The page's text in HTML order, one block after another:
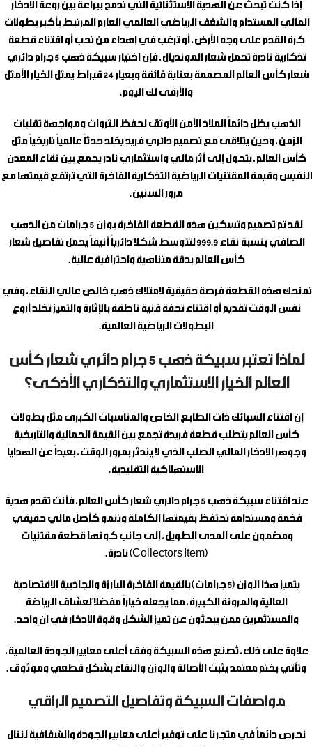
إذا كنت تبحث عن الهدية الاستثنائية التي تدمج ببراعة بين روعة الادخار
المالي المستدام والشغف الرياضي العالمي العارم المرتبط بأكبر بطولات
كرة القدم على وجه الأرض، أو ترغب في إهداء من تحب أو اقتناء قطعة
تذكارية نادرة تحمل شعار المونديال، فإن اختيار
سبيكة ذهب 5 جرام دائري
شعار كأس العالم
المصممة بعناية فائقة وبعيار 24 قيراط يمثل الخيار الأمثل
والأرقى لك اليوم.
الذهب يظل دائماً الملاذ الآمن الأوثق لحفظ الثروات ومواجهة تقلبات
الزمن، وحين يتلاقى مع تصميم دائري فريد يخلد حدثاً عالمياً تاريخياً مثل
كأس العالم، يتحول إلى أثر مالي واستثماري نادر يجمع بين نقاء المعدن
النفيس وقيمة المقتنيات الرياضية التذكارية الفاخرة التي ترتفع قيمتها مع
مرور السنين.
لقد تم تصميم وتسكين هذه القطعة الفاخرة بوزن 5 جرامات من الذهب
الصافي بنسبة نقاء 999.9 لتتوسط شكلاً دائرياً أنيقاً يحمل تفاصيل شعار
كأس العالم بدقة متناهية واحترافية عالية.
تمنحك هذه القطعة فرصة حقيقية لامتلاك ذهب خالص عالي النقاء، وفي
نفس الوقت تقديم أو اقتناء تحفة فنية ناطقة بالإثارة والتميز تخلد أروع
البطولات الرياضية العالمية.
لماذا تعتبر سبيكة ذهب 5 جرام دائري شعار كأس
العالم الخيار الاستثماري والتذكاري الأذكى؟
إن اقتناء السبائك ذات الطابع الخاص والمناسبات الكبرى مثل بطولات
كأس العالم يتطلب قطعة فريدة تجمع بين القيمة الجمالية والتاريخية
وجوهر الادخار المالي الصلب الذي لا يندثر بمرور الوقت، بعيداً عن الهدايا
الاستهلاكية التقليدية.
عند اقتناء سبيكة ذهب 5 جرام دائري شعار كأس العالم
، فأنت تقدم هدية
فخمة ومستدامة تحتفظ بقيمتها الكاملة وتنمو كأصل مالي حقيقي
ومضمون على المدى الطويل، إلى جانب كونها قطعة مقتنيات
(Collectors Item) نادرة.
يتميز هذا الوزن (5 جرامات) بالقيمة الفاخرة البارزة والجاذبية الاقتصادية
العالية والمرونة الكبيرة، مما يجعله خياراً مفضلاً لعشاق الرياضة
والمستثمرين ممن يبحثون عن تميز الشكل وقوة الادخار في آنٍ واحد.
علاوة على ذلك، تُصنع هذه السبيكة وفق أعلى معايير الجودة العالمية،
وتأتي بختم معتمد يثبت الأصالة والوزن والنقاء بشكل قطعي وموثوق.
مواصفات السبيكة وتفاصيل التصميم الراقي
نحرص دائماً في متجرنا على توفير أعلى معايير الجودة والشفافية لننال